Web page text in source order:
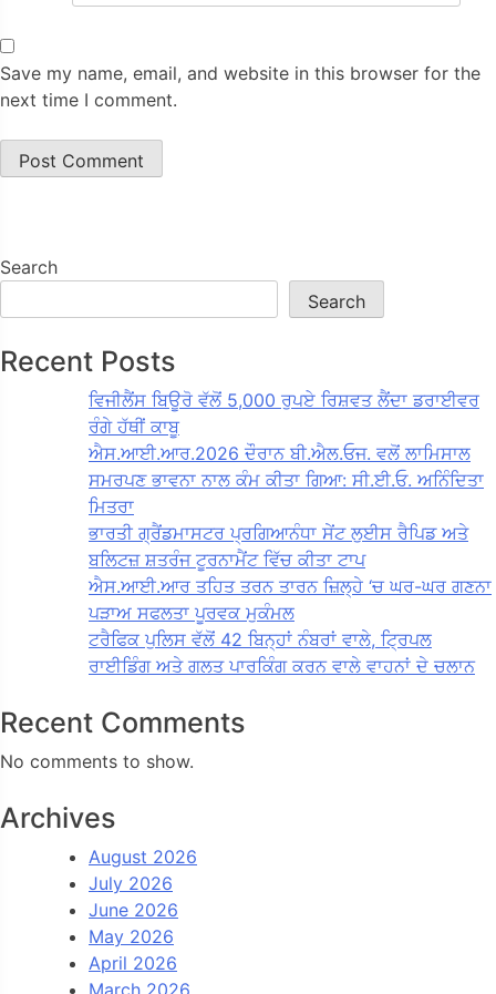
Save my name, email, and website in this browser for the
next time I comment.
Search
Search
Recent Posts
ਵਿਜੀਲੈਂਸ ਬਿਊਰੋ ਵੱਲੋਂ 5,000 ਰੁਪਏ ਰਿਸ਼ਵਤ ਲੈਂਦਾ ਡਰਾਈਵਰ
ਰੰਗੇ ਹੱਥੀਂ ਕਾਬੂ
ਐਸ.ਆਈ.ਆਰ.2026 ਦੌਰਾਨ ਬੀ.ਐਲ.ਓਜ. ਵਲੋਂ ਲਾਮਿਸਾਲ
ਸਮਰਪਣ ਭਾਵਨਾ ਨਾਲ ਕੰਮ ਕੀਤਾ ਗਿਆ: ਸੀ.ਈ.ਓ. ਅਨਿੰਦਿਤਾ
ਮਿਤਰਾ
ਭਾਰਤੀ ਗ੍ਰੈਂਡਮਾਸਟਰ ਪ੍ਰਗਿਆਨੰਧਾ ਸੇਂਟ ਲੁਈਸ ਰੈਪਿਡ ਅਤੇ
ਬਲਿਟਜ਼ ਸ਼ਤਰੰਜ ਟੂਰਨਾਮੈਂਟ ਵਿੱਚ ਕੀਤਾ ਟਾਪ
ਐਸ.ਆਈ.ਆਰ ਤਹਿਤ ਤਰਨ ਤਾਰਨ ਜ਼ਿਲ੍ਹੇ ‘ਚ ਘਰ-ਘਰ ਗਣਨਾ
ਪੜਾਅ ਸਫਲਤਾ ਪੂਰਵਕ ਮੁਕੰਮਲ
ਟਰੈਫਿਕ ਪੁਲਿਸ ਵੱਲੋਂ 42 ਬਿਨ੍ਹਾਂ ਨੰਬਰਾਂ ਵਾਲੇ, ਟ੍ਰਿਪਲ
ਰਾਈਡਿੰਗ ਅਤੇ ਗਲਤ ਪਾਰਕਿੰਗ ਕਰਨ ਵਾਲੇ ਵਾਹਨਾਂ ਦੇ ਚਲਾਨ
Recent Comments
No comments to show.
Archives
August 2026
July 2026
June 2026
May 2026
April 2026